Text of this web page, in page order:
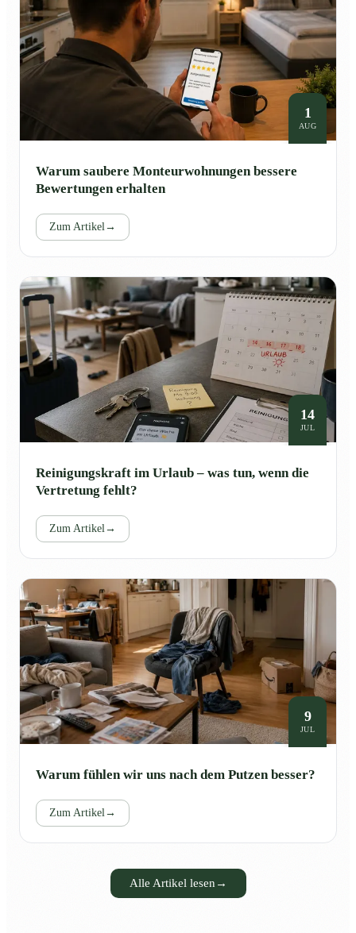
1
AUG
Warum saubere Monteurwohnungen bessere
Bewertungen erhalten
Zum Artikel →
14
JUL
Reinigungskraft im Urlaub – was tun, wenn die
Vertretung fehlt?
Zum Artikel →
9
JUL
Warum fühlen wir uns nach dem Putzen besser?
Zum Artikel →
Alle Artikel lesen →